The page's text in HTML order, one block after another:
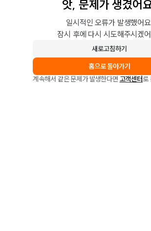
앗, 문제가 생겼어
일시적인 오류가 발생했어
잠시 후에 다시 시도해주시겠
새로고침하기
홈으로 돌아가기
계속해서 같은 문제가 발생한다면 고객센터로